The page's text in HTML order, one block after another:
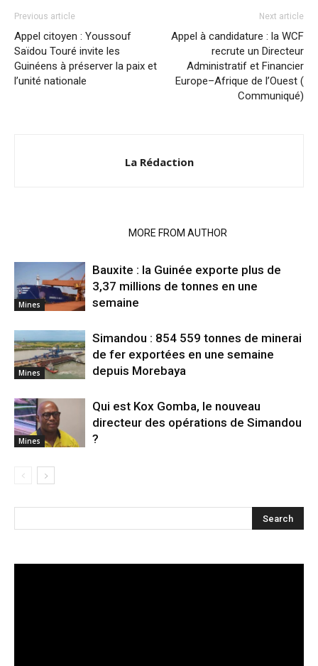
Previous article
Appel citoyen : Youssouf
Saïdou Touré invite les
Guinéens à préserver la paix et
l’unité nationale
Next article
Appel à candidature : la WCF
recrute un Directeur
Administratif et Financier
Europe–Afrique de l’Ouest (
Communiqué)
La Rédaction
MORE FROM AUTHOR
Mines
Bauxite : la Guinée exporte plus de
3,37 millions de tonnes en une
semaine
Mines
Simandou : 854 559 tonnes de minerai
de fer exportées en une semaine
depuis Morebaya
Mines
Qui est Kox Gomba, le nouveau
directeur des opérations de Simandou
?